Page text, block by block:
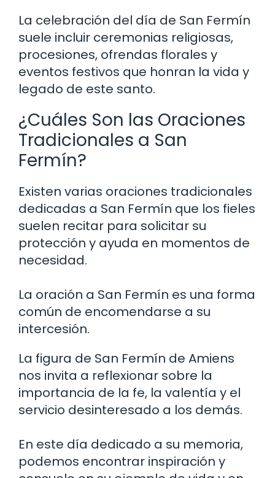
La celebración del día de San Fermín
suele incluir ceremonias religiosas,
procesiones, ofrendas florales y
eventos festivos que honran la vida y
legado de este santo.
¿Cuáles Son las Oraciones
Tradicionales a San
Fermín?
Existen varias oraciones tradicionales
dedicadas a San Fermín que los fieles
suelen recitar para solicitar su
protección y ayuda en momentos de
necesidad.
La oración a San Fermín es una forma
común de encomendarse a su
intercesión.
La figura de San Fermín de Amiens
nos invita a reflexionar sobre la
importancia de la fe, la valentía y el
servicio desinteresado a los demás.
En este día dedicado a su memoria,
podemos encontrar inspiración y